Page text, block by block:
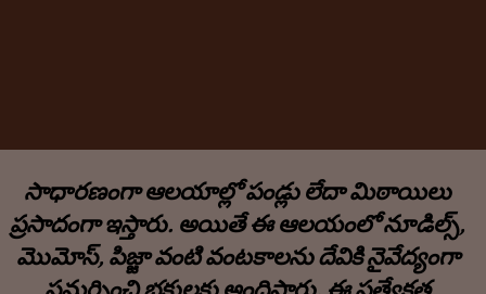
సాధారణంగా ఆలయాల్లో పండ్లు లేదా మిఠాయిలు
ప్రసాదంగా ఇస్తారు. అయితే ఈ ఆలయంలో నూడిల్స్,
మొమోస్, పిజ్జా వంటి వంటకాలను దేవికి నైవేద్యంగా